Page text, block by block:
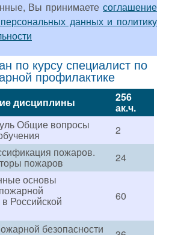
Вы принимаете соглашение
данных и политику
по курсу специалист по
профилактике
дисциплины 256
ак.ч.
Общие вопросы
2
пожаров.
пожаров
24
основы
Российской 60
безопасности